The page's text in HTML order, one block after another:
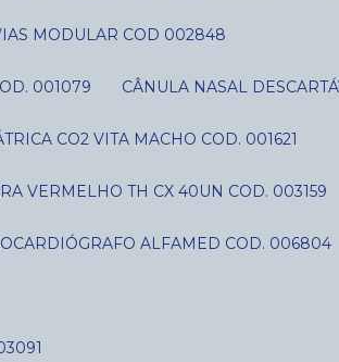
MODULAR COD 002848
001079 CÂNULA NASAL
CO2 VITA MACHO COD. 001621
VERMELHO TH CX 40UN COD. 003159
ALFAMED COD. 006804